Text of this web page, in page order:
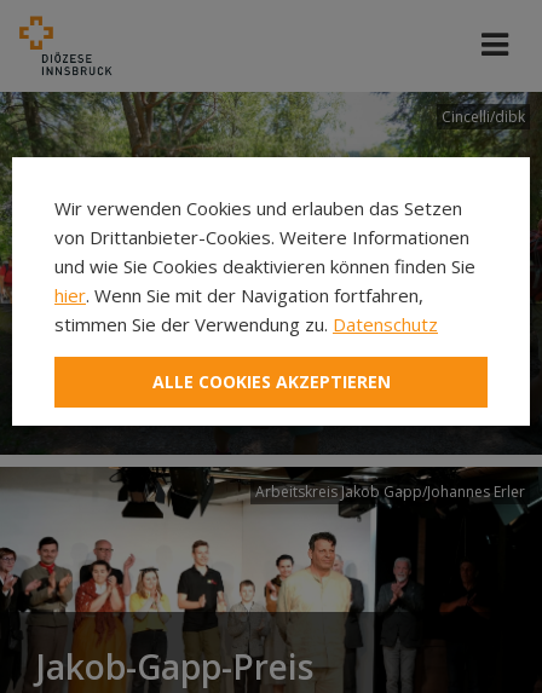
Cincelli/dibk
Neuer Pilgerweg Via
Laudato si’
Arbeitskreis Jakob Gapp/Johannes Erler
Jakob-Gapp-Preis
Wir verwenden Cookies und erlauben das Setzen
von Drittanbieter-Cookies. Weitere Informationen
und wie Sie Cookies deaktivieren können finden Sie
hier. Wenn Sie mit der Navigation fortfahren,
stimmen Sie der Verwendung zu. Datenschutz
ALLE COOKIES AKZEPTIEREN